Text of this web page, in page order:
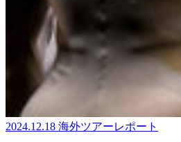
2024.12.18 海外ツアーレポート